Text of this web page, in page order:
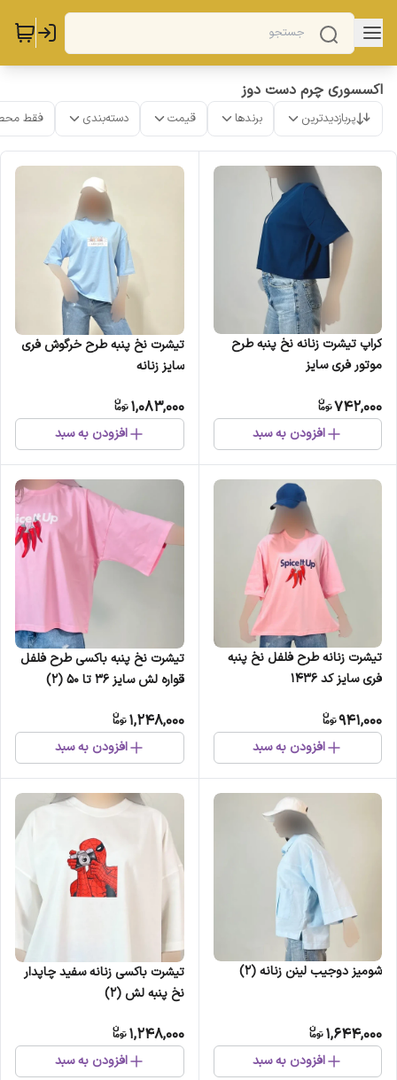
اکسسوری چرم دست دوز
پربازدیدترین برندها قیمت دسته‌بندی فقط
کراپ تیشرت زنانه نخ پنبه طرح
موتور فری سایز
742,000
افزودن به سبد
تیشرت نخ پنبه طرح خرگوش فری
سایز زنانه
1,083,000
افزودن به سبد
تیشرت زنانه طرح فلفل نخ پنبه
فری سایز کد 1436
941,000
افزودن به سبد
تیشرت نخ پنبه باکسی طرح فلفل
قواره لش سایز 36 تا 50 (2)
1,248,000
افزودن به سبد
شومیز دوجیب لینن زنانه (2)
1,644,000
افزودن به سبد
تیشرت باکسی زنانه سفید چاپدار
نخ پنبه لش (2)
1,248,000
افزودن به سبد